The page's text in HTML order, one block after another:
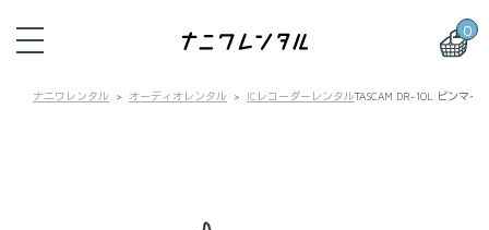
0
ナニワレンタル オーディオレンタル ICレコーダーレンタルTASCAM DR-10L ピンマ